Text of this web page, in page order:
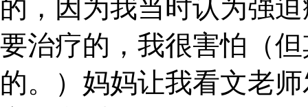
的，因为我当时认为强
要治疗的，我很害怕（
的。）妈妈让我看文老